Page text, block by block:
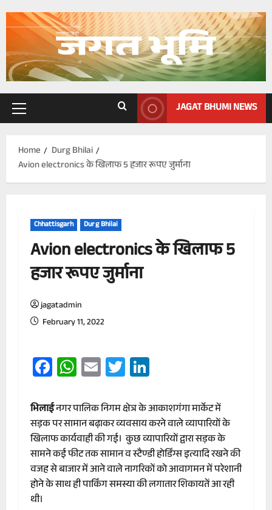
Primary
JAGAT BHUMI NEWS
Home
Durg Bhilai
Avion electronics के खिलाफ 5 हजार रूपए जुर्माना
Chhattisgarh Durg Bhilai
Avion electronics के खिलाफ 5
हजार रूपए जुर्माना
jagatadmin
February 11, 2022
Facebook
WhatsApp
EmailTwitter
भिलाईनगर पालिक निगम क्षेत्र के आकाशगंगा मार्केट में
सड़क पर सामान बढ़ाकर व्यवसाय करने वाले व्यापारियों के
खिलाफ कार्यवाही की गई। कुछ व्यापारियों द्वारा सड़क के
सामने कई फीट तक सामान व स्टैण्डी होर्डिंग्स इत्यादि रखने की
वजह से बाजार में आने वाले नागरिकों को आवागमन में परेशानी
होने के साथ ही पार्किंग समस्या की लगातार शिकायतें आ रही
थी।